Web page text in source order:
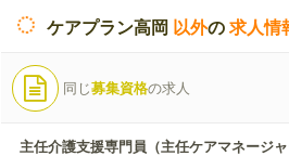
ケアプラン高岡 以外の 求人情
同じ募集資格の求人
主任介護支援専門員（主任ケアマネージ